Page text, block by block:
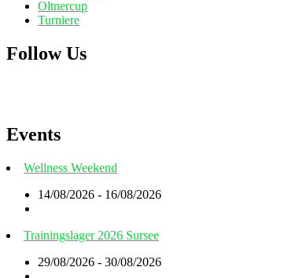
Oltnercup
Turniere
Follow Us
Events
Wellness Weekend
14/08/2026 - 16/08/2026
Trainingslager 2026 Sursee
29/08/2026 - 30/08/2026